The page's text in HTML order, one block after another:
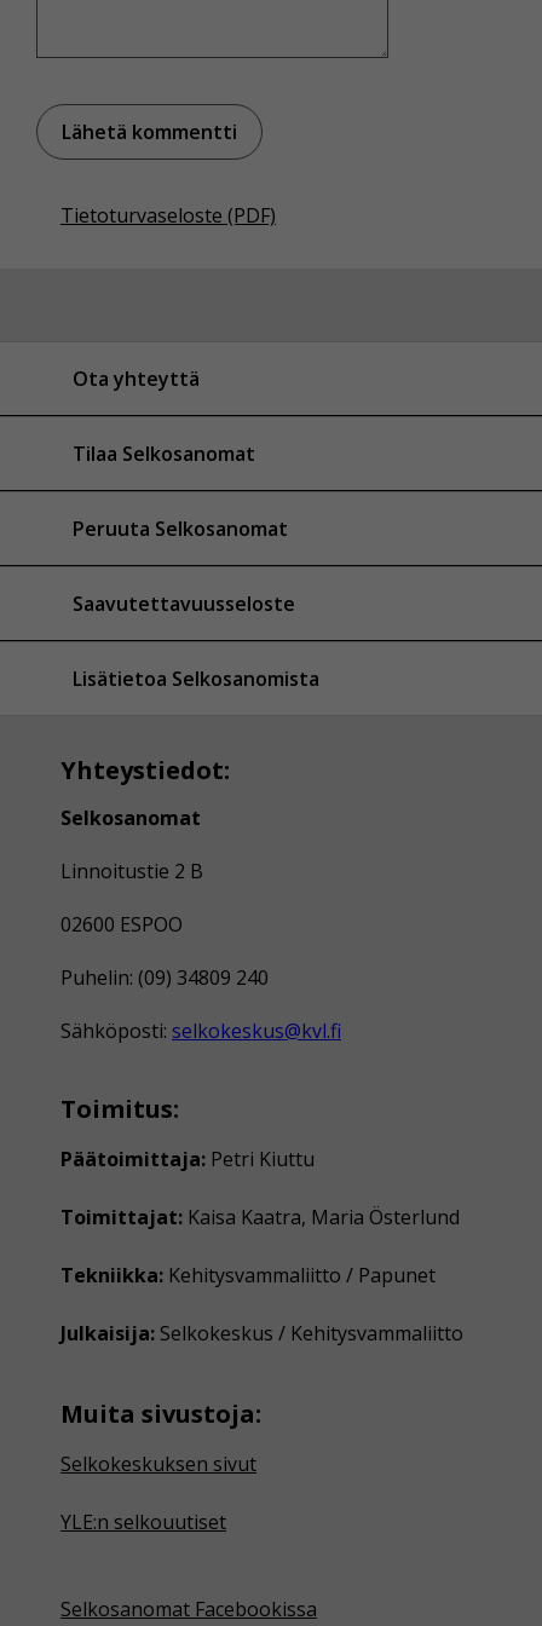
Tietoturvaseloste (PDF)
Ota yhteyttä
Tilaa Selkosanomat
Peruuta Selkosanomat
Saavutettavuusseloste
Lisätietoa Selkosanomista
Yhteystiedot:
Selkosanomat
Linnoitustie 2 B
02600 ESPOO
Puhelin: (09) 34809 240
Sähköposti: selkokeskus@kvl.fi
Toimitus:
Päätoimittaja: Petri Kiuttu
Toimittajat: Kaisa Kaatra, Maria Österlund
Tekniikka: Kehitysvammaliitto / Papunet
Julkaisija: Selkokeskus / Kehitysvammaliitto
Muita sivustoja:
Selkokeskuksen sivut
YLE:n selkouutiset
Selkosanomat Facebookissa